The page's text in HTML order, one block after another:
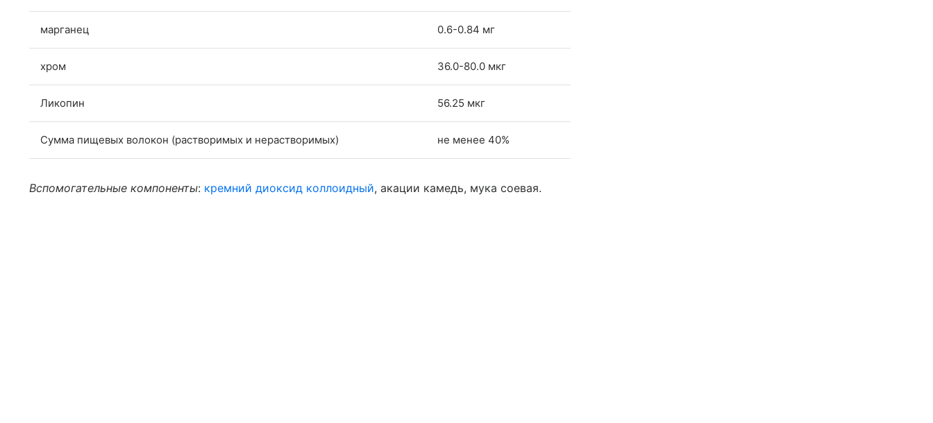
марганец 0.6-0.84 мг
хром 36.0-80.0 мкг
Ликопин 56.25 мкг
Сумма пищевых волокон (растворимых и нерастворимых) не менее 40%
Вспомогательные компоненты: кремний диоксид коллоидный, акации камедь, мука соевая.